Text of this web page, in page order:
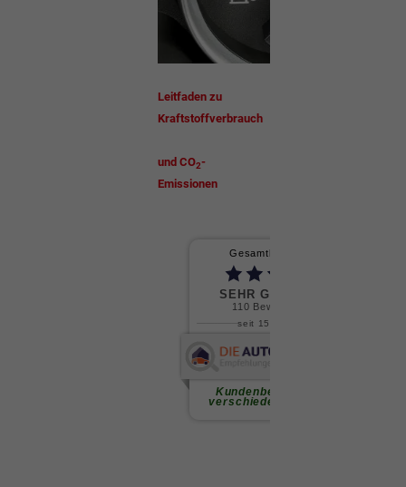
Leitfaden zu
Kraftstoffverbrauch
und CO2-
Emissionen